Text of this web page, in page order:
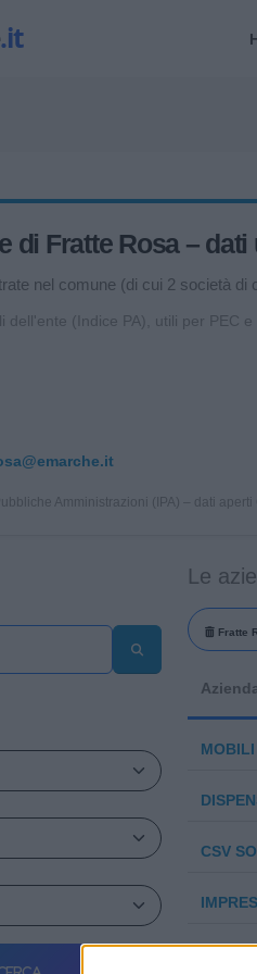
di Fratte Rosa – dati
nel comune (di cui 2 società di
dell'ente (Indice PA), utili per PEC
Amministrazioni (IPA) – dati aperti
Le
Fratte
CSV